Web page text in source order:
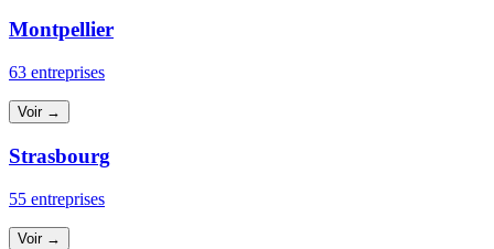
Montpellier
63 entreprises
Voir →
Strasbourg
55 entreprises
Voir →